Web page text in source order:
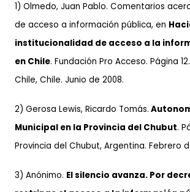
1) Olmedo, Juan Pablo. Comentarios
de acceso a información pública, en
institucionalidad de acceso a la
en Chile. Fundación Pro Acceso. Página
Chile, Chile. Junio de 2008.
2) Gerosa Lewis, Ricardo Tomás.
Municipal en la Provincia del Chubut.
Provincia del Chubut, Argentina. Febrero
3) Anónimo. El silencio avanza. Por